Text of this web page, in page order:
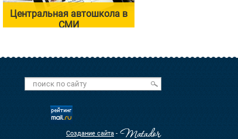
Центральная автошкола в
СМИ
Создание сайта -